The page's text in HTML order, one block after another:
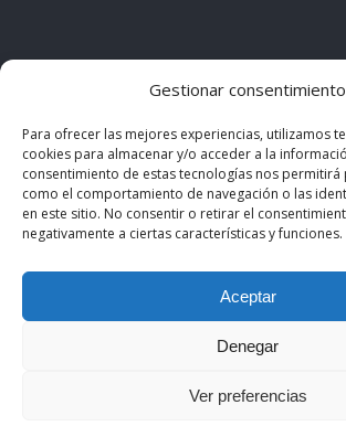
Gestionar consentimiento
Para ofrecer las mejores experiencias, utilizamos
cookies para almacenar y/o acceder a la
consentimiento de estas tecnologías nos
como el comportamiento de navegación o las
en este sitio. No consentir o retirar el
negativamente a ciertas características y funciones.
Aceptar
Denegar
Ver preferencias
Podcast de Medicina ·
Radio casiMedicos
. Los contenidos
autores originales y se muestran mediante